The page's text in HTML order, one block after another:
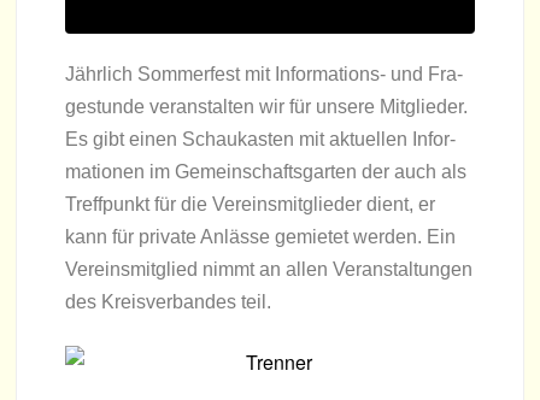
Jähr­lich Som­mer­fest mit Infor­ma­ti­ons- und Fra­
ge­stunde ver­an­stal­ten wir für unsere Mit­glie­der.
Es gibt einen Schau­kas­ten mit aktu­el­len Infor­
ma­tio­nen im Gemein­schafts­gar­ten der auch als
Treff­punkt für die Ver­eins­mit­glie­der dient, er
kann für pri­vate Anlässe gemie­tet wer­den. Ein
Ver­eins­mit­glied nimmt an allen Ver­an­stal­tun­gen
des Kreis­ver­ban­des teil.